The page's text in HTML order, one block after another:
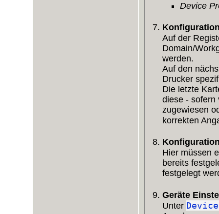
Device
Auf der
Domain/
werden.
Auf den
Drucker
Die letzte
diese - sofern
zugewiesen
korrekten
Hier müssen
bereits
festgelegt
Geräte
Unter